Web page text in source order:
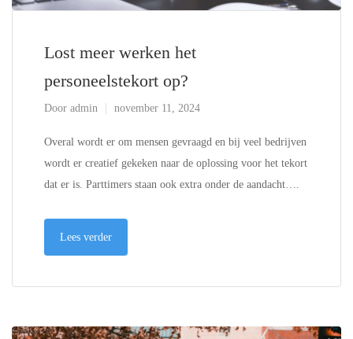
Lost meer werken het
personeelstekort op?
Door admin november 11, 2024
Overal wordt er om mensen gevraagd en bij veel bedrijven
wordt er creatief gekeken naar de oplossing voor het tekort
dat er is. Parttimers staan ook extra onder de aandacht….
Lees verder